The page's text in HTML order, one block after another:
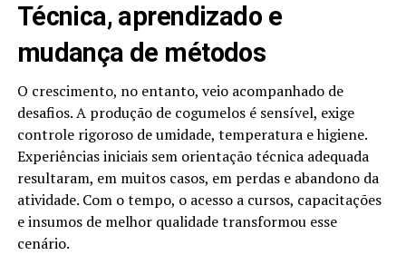
Técnica, aprendizado e
mudança de métodos
O crescimento, no entanto, veio acompanhado de
desafios. A produção de cogumelos é sensível, exige
controle rigoroso de umidade, temperatura e higiene.
Experiências iniciais sem orientação técnica adequada
resultaram, em muitos casos, em perdas e abandono da
atividade. Com o tempo, o acesso a cursos, capacitações
e insumos de melhor qualidade transformou esse
cenário.